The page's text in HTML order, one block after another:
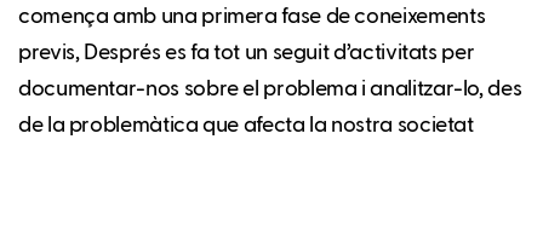
comença amb una primera fase de coneixements
previs, Després es fa tot un seguit d’activitats per
documentar-nos sobre el problema i analitzar-lo, des
de la problemàtica que afecta la nostra societat